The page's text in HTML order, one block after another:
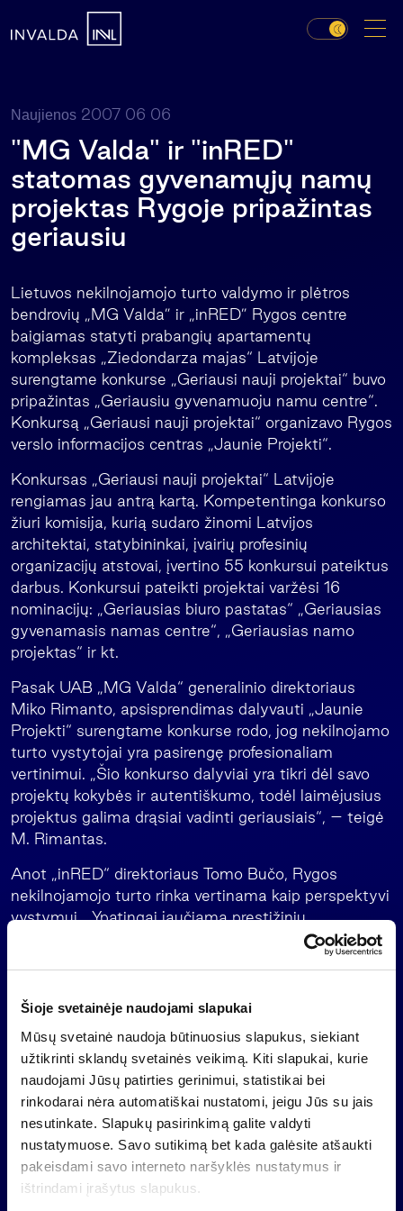
Šioje svetainėje naudojami slapukai
Mūsų svetainė naudoja būtinuosius slapukus, siekiant
užtikrinti sklandų svetainės veikimą. Kiti slapukai, kurie
naudojami Jūsų patirties gerinimui, statistikai bei
rinkodarai nėra automatiškai nustatomi, jeigu Jūs su jais
nesutinkate. Slapukų pasirinkimą galite valdyti
nustatymuose. Savo sutikimą bet kada galėsite atšaukti
pakeisdami savo interneto naršyklės nustatymus ir
ištrindami įrašytus slapukus.
Naujienos 2007 06 06
"MG Valda" ir "inRED"
statomas gyvenamųjų namų
projektas Rygoje pripažintas
geriausiu
Lietuvos nekilnojamojo turto valdymo ir plėtros
bendrovių „MG Valda” ir „inRED” Rygos centre
baigiamas statyti prabangių apartamentų
kompleksas „Ziedondarza majas“ Latvijoje
surengtame konkurse „Geriausi nauji projektai“ buvo
pripažintas „Geriausiu gyvenamuoju namu centre“.
Konkursą „Geriausi nauji projektai“ organizavo Rygos
verslo informacijos centras „Jaunie Projekti“.
Konkursas „Geriausi nauji projektai“ Latvijoje
rengiamas jau antrą kartą. Kompetentinga konkurso
žiuri komisija, kurią sudaro žinomi Latvijos
architektai, statybininkai, įvairių profesinių
organizacijų atstovai, įvertino 55 konkursui pateiktus
darbus. Konkursui pateikti projektai varžėsi 16
nominacijų: „Geriausias biuro pastatas“ „Geriausias
gyvenamasis namas centre“, „Geriausias namo
projektas“ ir kt.
Pasak UAB „MG Valda“ generalinio direktoriaus
Miko Rimanto, apsisprendimas dalyvauti „Jaunie
Projekti“ surengtame konkurse rodo, jog nekilnojamo
turto vystytojai yra pasirengę profesionaliam
vertinimui. „Šio konkurso dalyviai yra tikri dėl savo
projektų kokybės ir autentiškumo, todėl laimėjusius
projektus galima drąsiai vadinti geriausiais“, – teigė
M. Rimantas.
Anot „inRED“ direktoriaus Tomo Bučo, Rygos
nekilnojamojo turto rinka vertinama kaip perspektyvi
vystymui. „Ypatingai jaučiama prestižinių
apartamentų stoka, todėl gyvenamajame sektoriuje
nutarta koncentruotis į šią sritį“, – sakė T. Bučas.
55 mln. litų vertės gyvenamųjų namų kompleksas
Rygos centre buvo pradėtas statyti 2005 m. Apie 15
000 kv.metrų ploto kompleksą „Ziedondarza majas“
sudaro trys pastatai, kuriuose įrengti 105 prabangūs
apartamentai. Pirmuosiuose komplekso pastatų
aukštuose įsikurs biurai bei komercinės patalpos.
„Ziedondarza majas“ kompleksą numatoma užbaigti
š.m. rugpjūčio mėnesį.